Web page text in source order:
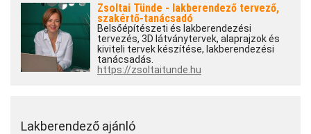
Zsoltai Tünde - lakberendező tervező,
szakértő-tanácsadó
Belsőépítészeti és lakberendezési
tervezés, 3D látványtervek, alaprajzok és
kiviteli tervek készítése, lakberendezési
tanácsadás.
https://zsoltaitunde.hu
Lakberendező ajánló